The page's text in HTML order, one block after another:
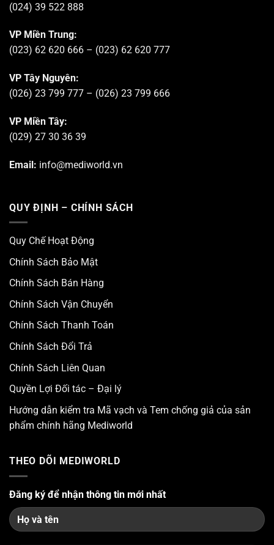
(024) 39 522 888
VP Miền Trung:
(023) 62 620 666 – (023) 62 620 777
VP Tây Nguyên:
(026) 23 799 777 – (026) 23 799 666
VP Miền Tây:
(029) 27 30 36 39
Email: info@mediworld.vn
QUY ĐỊNH – CHÍNH SÁCH
Quy Chế Hoạt Động
Chính Sách Bảo Mật
Chính Sách Bán Hàng
Chính Sách Vận Chuyển
Chính Sách Thanh Toán
Chính Sách Đổi Trả
Chính Sách Liên Quan
Quyền Lợi Đối tác – Đại lý
Hướng dẫn kiểm tra Mã vạch và Tem chống giả của sản
phẩm chính hãng Mediworld
THEO DÕI MEDIWORLD
Đăng ký để nhận thông tin mới nhất